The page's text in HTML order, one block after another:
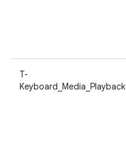
T-
Keyboard_Media_Playback